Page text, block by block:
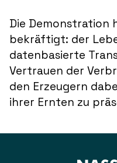
Die Demonstration
bekräftigt: der
datenbasierte
Vertrauen der
den Erzeugern
ihrer Ernten zu